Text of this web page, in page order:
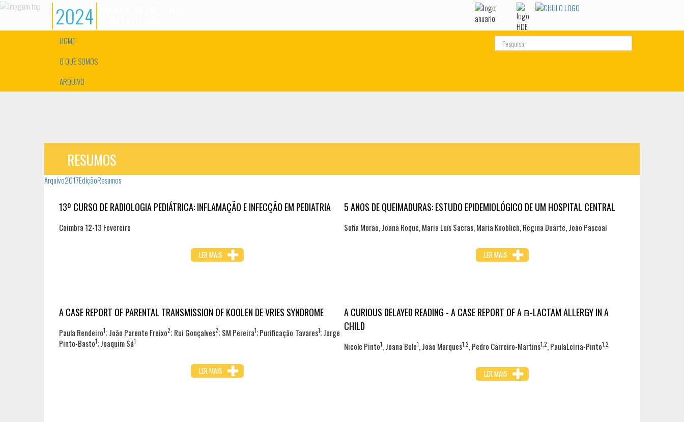
2024
HOME
O QUE SOMOS
ARQUIVO
RESUMOS
Arquivo2017EdiçãoResumos
13º CURSO DE RADIOLOGIA PEDIÁTRICA: INFLAMAÇÃO E INFECÇÃO EM PEDIATRIA
Coimbra 12-13 Fevereiro
LER MAIS
5 ANOS DE QUEIMADURAS: ESTUDO EPIDEMIOLÓGICO DE UM HOSPITAL CENTRAL
Sofia Morão, Joana Roque, Maria Luís Sacras, Maria Knoblich, Regina Duarte, João Pascoal
LER MAIS
A CASE REPORT OF PARENTAL TRANSMISSION OF KOOLEN DE VRIES SYNDROME
Paula Rendeiro1; João Parente Freixo2; Rui Gonçalves2; SM Pereira1; Purificação Tavares1; Jorge
Pinto-Basto1; Joaquim Sá1
LER MAIS
A CURIOUS DELAYED READING - A CASE REPORT OF A Β-LACTAM ALLERGY IN A
CHILD
Nicole Pinto1, Joana Belo1, João Marques1,2, Pedro Carreiro-Martins1,2, PaulaLeiria-Pinto1,2
LER MAIS